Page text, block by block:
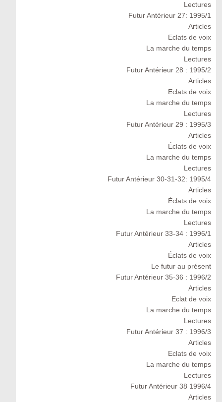
Lectures
Futur Antérieur 27: 1995/1
Articles
Eclats de voix
La marche du temps
Lectures
Futur Antérieur 28 : 1995/2
Articles
Eclats de voix
La marche du temps
Lectures
Futur Antérieur 29 : 1995/3
Articles
Éclats de voix
La marche du temps
Lectures
Futur Antérieur 30-31-32: 1995/4
Articles
Éclats de voix
La marche du temps
Lectures
Futur Antérieur 33-34 : 1996/1
Articles
Éclats de voix
Le futur au présent
Futur Antérieur 35-36 : 1996/2
Articles
Eclat de voix
La marche du temps
Lectures
Futur Antérieur 37 : 1996/3
Articles
Eclats de voix
La marche du temps
Lectures
Futur Antérieur 38 1996/4
Articles